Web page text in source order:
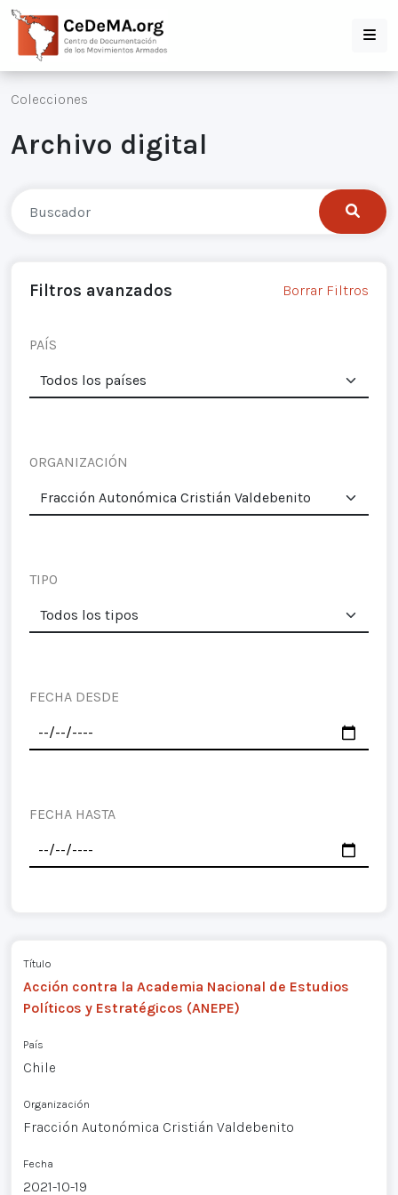
Colecciones
Archivo digital
Filtros avanzados Borrar Filtros
PAÍS
ORGANIZACIÓN
TIPO
FECHA DESDE
FECHA HASTA
Título
Acción contra la Academia Nacional de Estudios
Políticos y Estratégicos (ANEPE)
País
Chile
Organización
Fracción Autonómica Cristián Valdebenito
Fecha
2021-10-19